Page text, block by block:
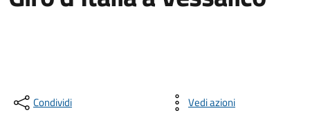
Condividi Vedi azioni